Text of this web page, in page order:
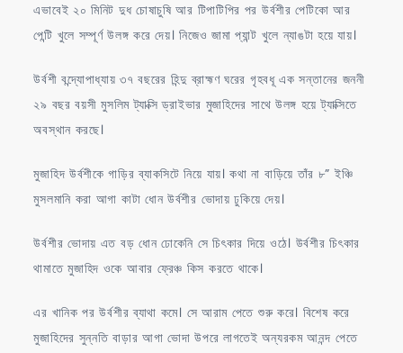
এভাবেই ২০ মিনিট দুধ চোষাচুষি আর টিপাটিপির পর উর্বশীর পেটিকো আর
পেন্টি খুলে সম্পূর্ণ উলঙ্গ করে দেয়। নিজেও জামা প্যান্ট খুলে ন্যাঙটা হয়ে যায়।
উর্বশী বন্দ্যোপাধ্যায় ৩৭ বছরের হিন্দু ব্রাহ্মণ ঘরের গৃহবধূ এক সন্তানের জননী
২৯ বছর বয়সী মুসলিম ট্যাক্সি ড্রাইভার মুজাহিদের সাথে উলঙ্গ হয়ে ট্যাক্সিতে
অবস্থান করছে।
মুজাহিদ উর্বশীকে গাড়ির ব্যাকসিটে নিয়ে যায়। কথা না বাড়িয়ে তাঁর ৮” ইঞ্চি
মুসলমানি করা আগা কাটা ধোন উর্বশীর ভোদায় ঢুকিয়ে দেয়।
উর্বশীর ভোদায় এত বড় ধোন ঢোকেনি সে চিৎকার দিয়ে ওঠে। উর্বশীর চিৎকার
থামাতে মুজাহিদ ওকে আবার ফ্রেঞ্চ কিস করতে থাকে।
এর খানিক পর উর্বশীর ব্যাথা কমে। সে আরাম পেতে শুরু করে। বিশেষ করে
মুজাহিদের সুন্নতি বাড়ার আগা ভোদা উপরে লাগতেই অন্যরকম আনন্দ পেতে